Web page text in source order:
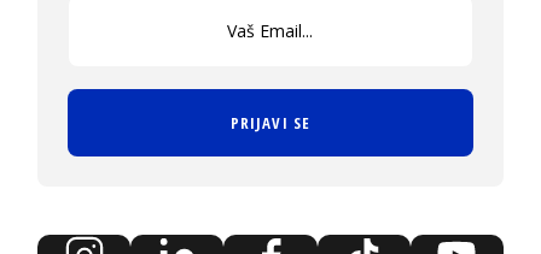
PRIJAVI SE